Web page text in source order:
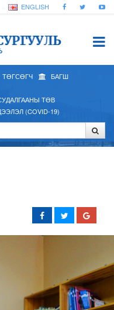
ENGLISH
ТӨГСӨГЧ
БАГШ
ТӨВ
(COVID-19)